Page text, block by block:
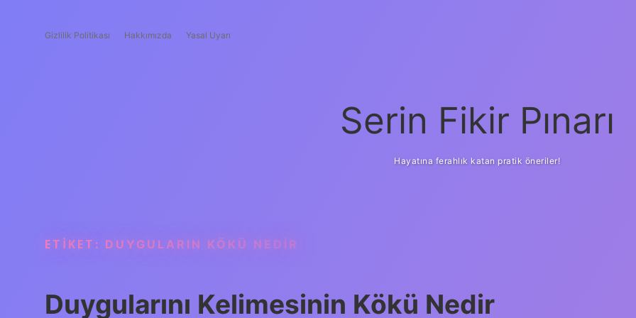
Gizlilik Politikası Hakkımızda Yasal Uyarı
Serin Fikir Pınarı
Hayatına ferahlık katan pratik öneriler!
ETIKET: DUYGULARIN KÖKÜ NEDIR
Duygularını Kelimesinin Kökü Nedir